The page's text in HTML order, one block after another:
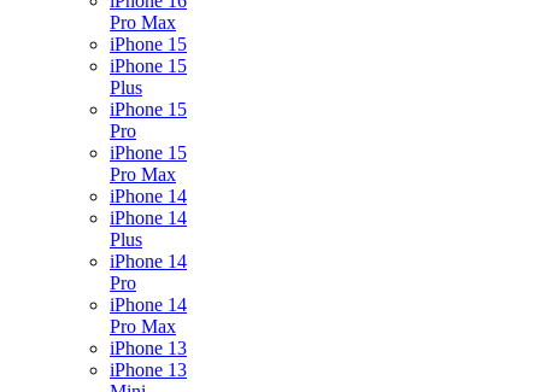
Pro Max
iPhone 15
iPhone 15
Plus
iPhone 15
Pro
iPhone 15
Pro Max
iPhone 14
iPhone 14
Plus
iPhone 14
Pro
iPhone 14
Pro Max
iPhone 13
iPhone 13